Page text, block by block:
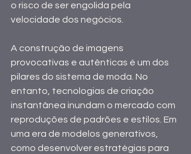
o risco de ser engolida pela
velocidade dos negócios.
A construção de imagens
provocativas e autênticas é um dos
pilares do sistema de moda. No
entanto, tecnologias de criação
instantânea inundam o mercado com
reproduções de padrões e estilos. Em
uma era de modelos generativos,
como desenvolver estratégias para